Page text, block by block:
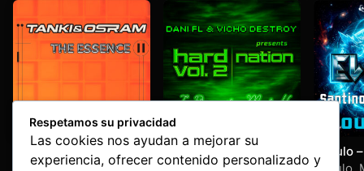
The Essence
Tanki & Osram Vol 2
Hard Nation Vol 2 – I
promise Myself
Hard NAtion Vol 2 By
El Zulo
Martin-
El Zulo
Respetamos su privacidad
Las cookies nos ayudan a mejorar su
experiencia, ofrecer contenido personalizado y